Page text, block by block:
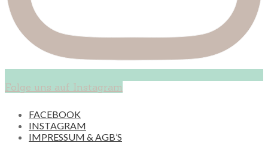
Folge uns auf Instagram
FACEBOOK
INSTAGRAM
IMPRESSUM & AGB’S